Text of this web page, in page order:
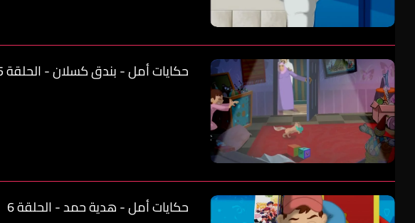
حكايات أمل - بندق كسلان - الحلقة 5
حكايات أمل - هدية حمد - الحلقة 6